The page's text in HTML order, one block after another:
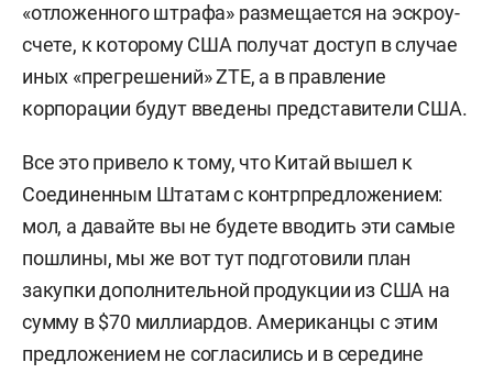
«отложенного штрафа» размещается на эскроу-
счете, к которому США получат доступ в случае
иных «прегрешений» ZTE, а в правление
корпорации будут введены представители США.
Все это привело к тому, что Китай вышел к
Соединенным Штатам с контрпредложением:
мол, а давайте вы не будете вводить эти самые
пошлины, мы же вот тут подготовили план
закупки дополнительной продукции из США на
сумму в $70 миллиардов. Американцы с этим
предложением не согласились и в середине